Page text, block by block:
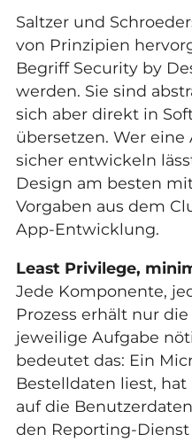
Saltzer und
von Prinzipien
Begriff Security by
werden. Sie sind
sich aber direkt in
übersetzen. Wer
sicher entwickeln
Design am besten
Vorgaben aus dem
App-Entwicklung.
Least Privilege,
Jede Komponente,
Prozess erhält nur
jeweilige Aufgabe
bedeutet das: Ein
Bestelldaten liest,
auf die
den Reporting-